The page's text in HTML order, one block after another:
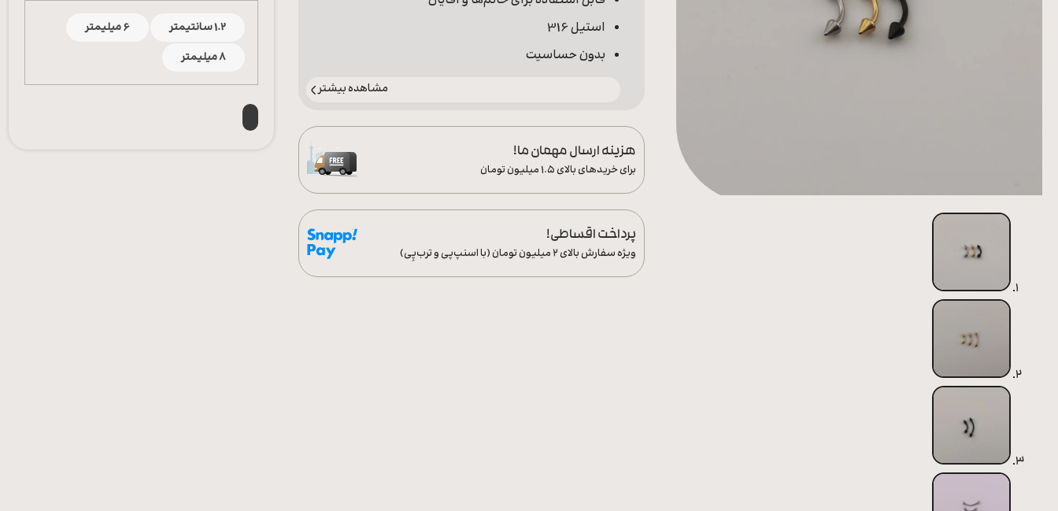
استیل 316
بدون حساسیت
مشاهده بیشتر
هزینه ارسال مهمان ما!
برای خریدهای بالای ۱.۵ میلیون تومان
پرداخت اقساطی!
ویژه سفارش‌ بالای ۲ میلیون تومان (با اسنپ‌پی و ترب‌پِی)
1.2 سانتیمتر
6 میلیمتر
8 میلیمتر